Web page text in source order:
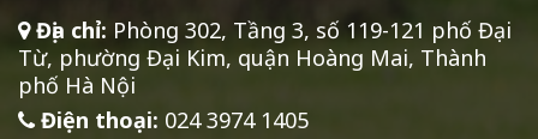
Địa chỉ: Phòng 302, Tầng 3, số 119-121 phố Đại
Từ, phường Đại Kim, quận Hoàng Mai, Thành
phố Hà Nội
Điện thoại: 024 3974 1405